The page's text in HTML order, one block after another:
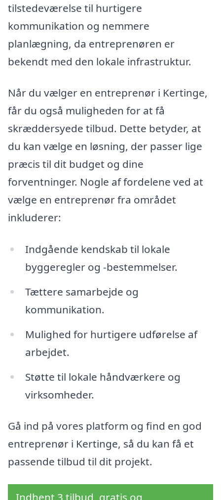
tilstedeværelse til hurtigere
kommunikation og nemmere
planlægning, da entreprenøren er
bekendt med den lokale infrastruktur.
Når du vælger en entreprenør i Kertinge,
får du også muligheden for at få
skræddersyede tilbud. Dette betyder, at
du kan vælge en løsning, der passer lige
præcis til dit budget og dine
forventninger. Nogle af fordelene ved at
vælge en entreprenør fra området
inkluderer:
Indgående kendskab til lokale
byggeregler og -bestemmelser.
Tættere samarbejde og
kommunikation.
Mulighed for hurtigere udførelse af
arbejdet.
Støtte til lokale håndværkere og
virksomheder.
Gå ind på vores platform og find en god
entreprenør i Kertinge, så du kan få et
passende tilbud til dit projekt.
Indhent 3 tilbud, gratis og